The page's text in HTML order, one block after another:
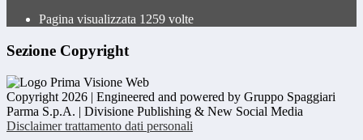
Pagina visualizzata 1259 volte
Sezione Copyright
Copyright 2026 | Engineered and powered by Gruppo Spaggiari
Parma S.p.A. | Divisione Publishing & New Social Media
Disclaimer trattamento dati personali